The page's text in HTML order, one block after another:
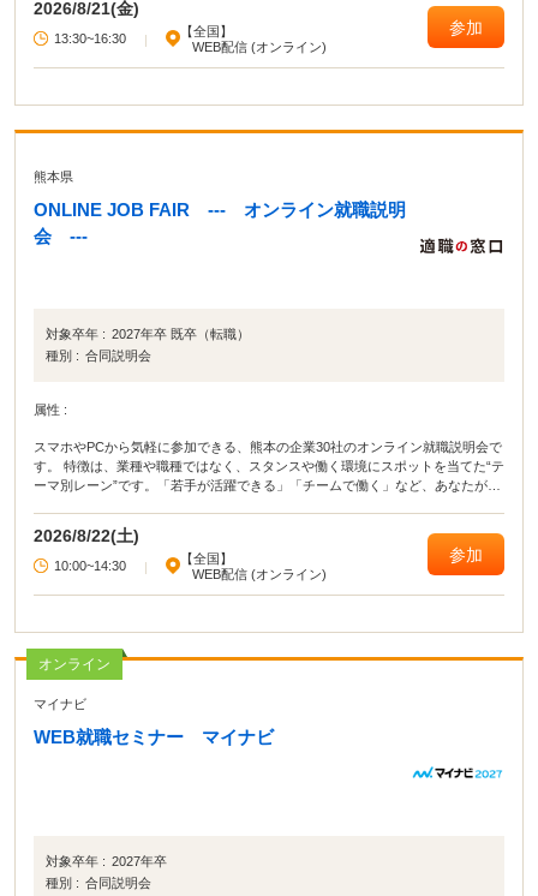
2026/8/21(金)
13:30~16:30 |
【全国】
WEB配信 (オンライン)
参加
熊本県
ONLINE JOB FAIR --- オンライン就職説明
会 ---
対象卒年 : 2027年卒 既卒（転職）
種別 : 合同説明会
属性 :
スマホやPCから気軽に参加できる、熊本の企業30社のオンライン就職説明会で
す。 特徴は、業種や職種ではなく、スタンスや働く環境にスポットを当てた“テ
ーマ別レーン”です。「若手が活躍できる」「チームで働く」など、あなたが大
方も大歓迎。 あなたらしく働ける企業との出会いを見つけてみませんか？
2026/8/22(土)
10:00~14:30 |
【全国】
WEB配信 (オンライン)
参加
オンライン
マイナビ
WEB就職セミナー マイナビ
対象卒年 : 2027年卒
種別 : 合同説明会